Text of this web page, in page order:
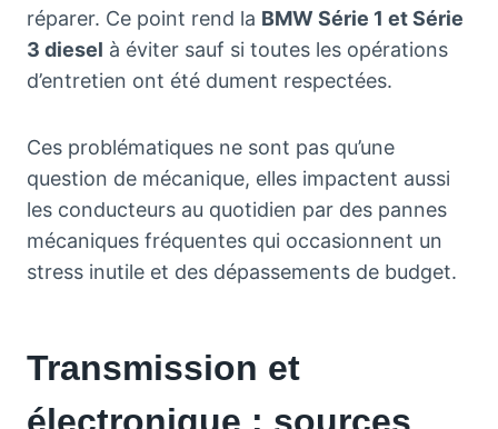
réparer. Ce point rend la BMW Série 1 et Série
3 diesel à éviter sauf si toutes les opérations
d’entretien ont été dument respectées.
Ces problématiques ne sont pas qu’une
question de mécanique, elles impactent aussi
les conducteurs au quotidien par des pannes
mécaniques fréquentes qui occasionnent un
stress inutile et des dépassements de budget.
Transmission et